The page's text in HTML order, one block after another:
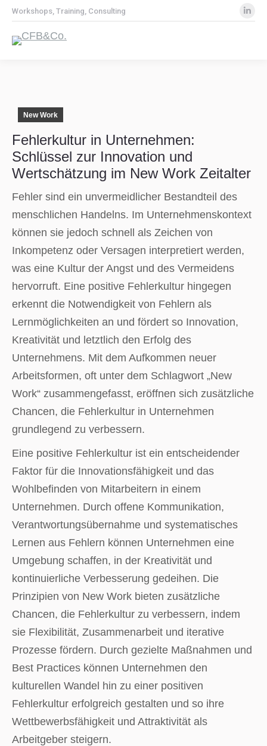
Workshops, Training, Consulting
New Work
Fehlerkultur in Unternehmen:
Schlüssel zur Innovation und
Wertschätzung im New Work Zeitalter
Fehler sind ein unvermeidlicher Bestandteil des
menschlichen Handelns. Im Unternehmenskontext
können sie jedoch schnell als Zeichen von
Inkompetenz oder Versagen interpretiert werden,
was eine Kultur der Angst und des Vermeidens
hervorruft. Eine positive Fehlerkultur hingegen
erkennt die Notwendigkeit von Fehlern als
Lernmöglichkeiten an und fördert so Innovation,
Kreativität und letztlich den Erfolg des
Unternehmens. Mit dem Aufkommen neuer
Arbeitsformen, oft unter dem Schlagwort „New
Work“ zusammengefasst, eröffnen sich zusätzliche
Chancen, die Fehlerkultur in Unternehmen
grundlegend zu verbessern.
Eine positive Fehlerkultur ist ein entscheidender
Faktor für die Innovationsfähigkeit und das
Wohlbefinden von Mitarbeitern in einem
Unternehmen. Durch offene Kommunikation,
Verantwortungsübernahme und systematisches
Lernen aus Fehlern können Unternehmen eine
Umgebung schaffen, in der Kreativität und
kontinuierliche Verbesserung gedeihen. Die
Prinzipien von New Work bieten zusätzliche
Chancen, die Fehlerkultur zu verbessern, indem
sie Flexibilität, Zusammenarbeit und iterative
Prozesse fördern. Durch gezielte Maßnahmen und
Best Practices können Unternehmen den
kulturellen Wandel hin zu einer positiven
Fehlerkultur erfolgreich gestalten und so ihre
Wettbewerbsfähigkeit und Attraktivität als
Arbeitgeber steigern.